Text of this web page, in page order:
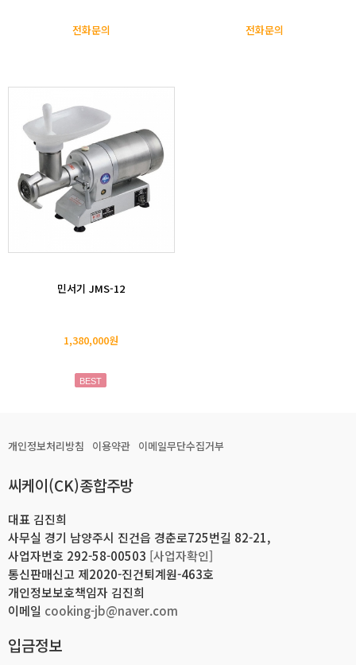
전화문의 전화문의
민서기 JMS-12
1,380,000원
BEST
개인정보처리방침 이용약관 이메일무단수집거부
씨케이(CK)종합주방
대표 김진희
사무실 경기 남양주시 진건읍 경춘로725번길 82-21,
사업자번호 292-58-00503 [사업자확인]
통신판매신고 제2020-진건퇴계원-463호
개인정보보호책임자 김진희
이메일 cooking-jb@naver.com
입금정보